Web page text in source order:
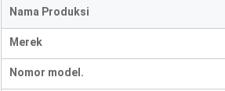
Nama Produksi
Merek
Nomor model.